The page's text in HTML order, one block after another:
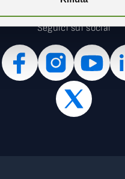
Seguici sui social